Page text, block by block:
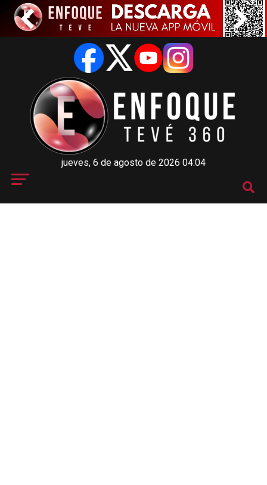
jueves, 6 de agosto de 2026 04:04